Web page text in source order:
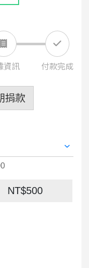
資訊 付款完成
捐款
NT$500